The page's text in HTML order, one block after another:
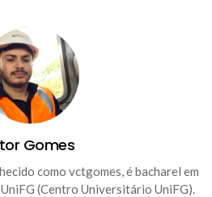
Gomes
como vctgomes, é bacharel em
(Centro Universitário UniFG).